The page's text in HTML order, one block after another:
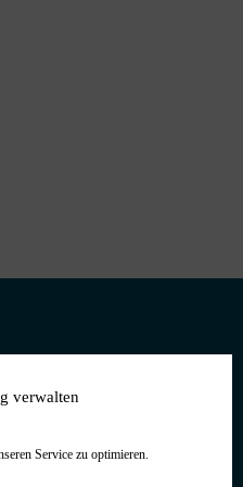
verwalten
Service zu optimieren.